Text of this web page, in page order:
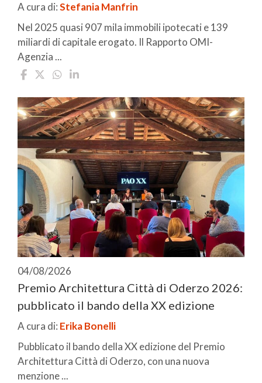
A cura di:Stefania Manfrin
Nel 2025 quasi 907 mila immobili ipotecati e 139
miliardi di capitale erogato. Il Rapporto OMI-
Agenzia ...
04/08/2026
Premio Architettura Città di Oderzo 2026:
pubblicato il bando della XX edizione
A cura di: Erika Bonelli
Pubblicato il bando della XX edizione del Premio
Architettura Città di Oderzo, con una nuova
menzione ...